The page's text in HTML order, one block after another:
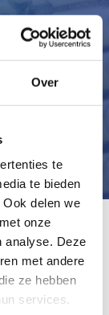
Over
te
te bieden
delen we
onze
analyse. Deze
met andere
ze hebben
services.
nodig?